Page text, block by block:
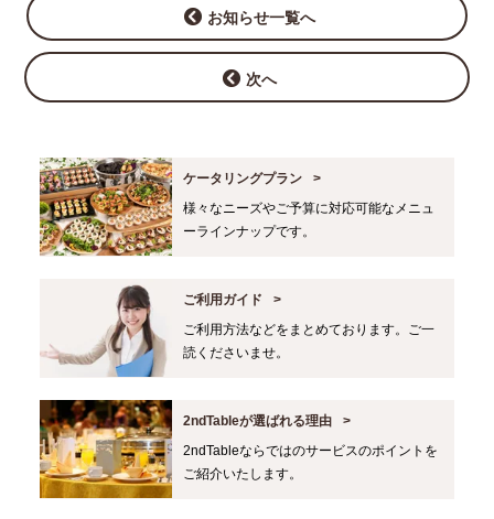
お知らせ一覧へ
次へ
ケータリングプラン
様々なニーズやご予算に対応可能なメニュ
ーラインナップです。
ご利用ガイド
ご利用方法などをまとめております。ご一
読くださいませ。
2ndTableが選ばれる理由
2ndTableならではのサービスのポイントを
ご紹介いたします。